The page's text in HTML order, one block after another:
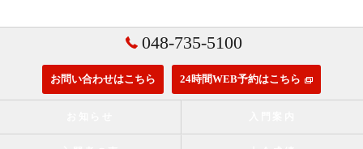
048-735-5100
お問い合わせはこちら 24時間WEB予約はこちら